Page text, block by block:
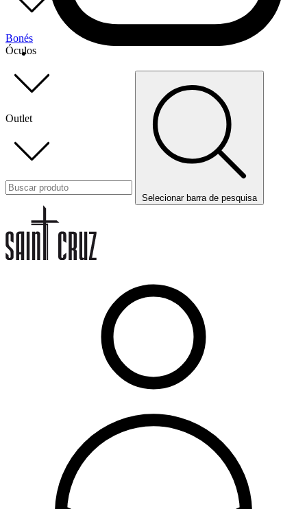
Bonés
Óculos
Outlet
Selecionar barra de pesquisa